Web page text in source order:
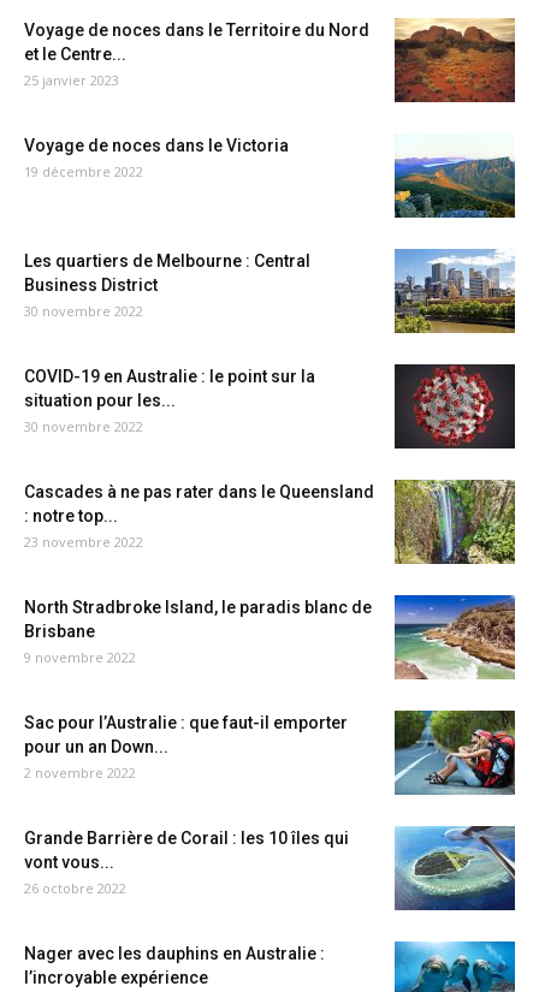
Voyage de noces dans le Territoire du Nord
et le Centre...
25 janvier 2023
Voyage de noces dans le Victoria
19 décembre 2022
Les quartiers de Melbourne : Central
Business District
30 novembre 2022
COVID-19 en Australie : le point sur la
situation pour les...
30 novembre 2022
Cascades à ne pas rater dans le Queensland
: notre top...
23 novembre 2022
North Stradbroke Island, le paradis blanc de
Brisbane
9 novembre 2022
Sac pour l’Australie : que faut-il emporter
pour un an Down...
2 novembre 2022
Grande Barrière de Corail : les 10 îles qui
vont vous...
26 octobre 2022
Nager avec les dauphins en Australie :
l’incroyable expérience